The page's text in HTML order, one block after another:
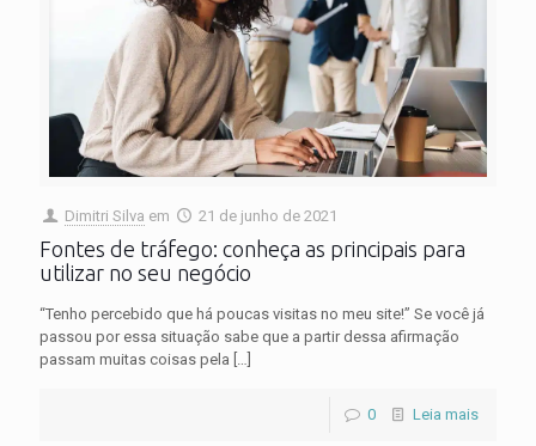
Dimitri Silva em 21 de junho de 2021
Fontes de tráfego: conheça as principais para
utilizar no seu negócio
“Tenho percebido que há poucas visitas no meu site!” Se você já
passou por essa situação sabe que a partir dessa afirmação
passam muitas coisas pela […]
0 Leia mais